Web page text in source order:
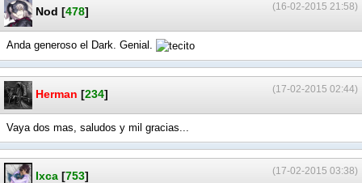
(16-02-2015 21:58)
Nod [478]
Anda generoso el Dark. Genial.
(17-02-2015 02:44)
Herman [234]
Vaya dos mas, saludos y mil gracias...
(17-02-2015 03:38)
Ixca [753]